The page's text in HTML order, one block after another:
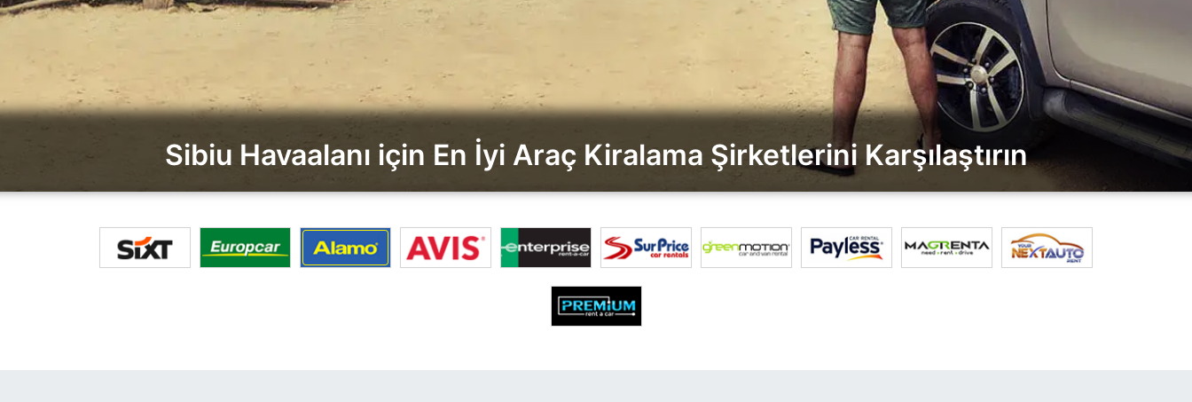
Sibiu Havaalanı için En İyi Araç Kiralama Şirketlerini Karşılaştırın